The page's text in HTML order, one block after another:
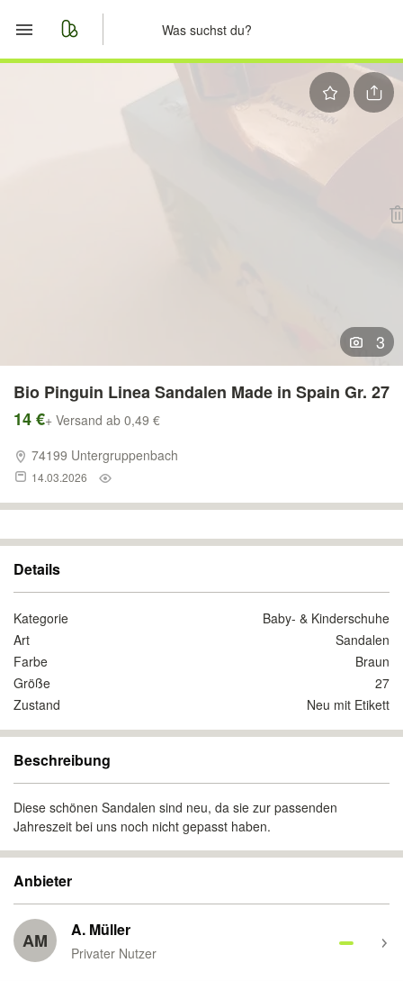
3
Bio Pinguin Linea Sandalen Made in Spain Gr. 27
14 €+ Versand ab 0,49 €
74199 Untergruppenbach
14.03.2026
Details
Kategorie
Baby- & Kinderschuhe
Art
Sandalen
Farbe
Braun
Größe
27
Zustand
Neu mit Etikett
Beschreibung
Diese schönen Sandalen sind neu, da sie zur passenden
Jahreszeit bei uns noch nicht gepasst haben.
Anbieter
AM A. Müller
Privater Nutzer